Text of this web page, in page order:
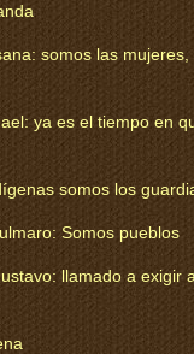
somos las
ya es el tiempo en
somos los
Somos pueblos
llamado a exigir